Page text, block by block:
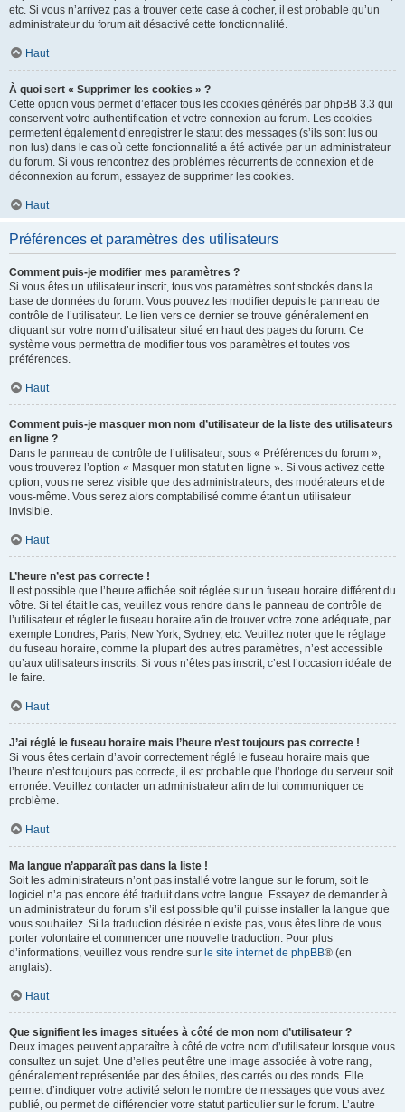
etc. Si vous n’arrivez pas à trouver cette case à cocher, il est probable qu’un
administrateur du forum ait désactivé cette fonctionnalité.
Haut
À quoi sert « Supprimer les cookies » ?
Cette option vous permet d’effacer tous les cookies générés par phpBB 3.3 qui
conservent votre authentification et votre connexion au forum. Les cookies
permettent également d’enregistrer le statut des messages (s’ils sont lus ou
non lus) dans le cas où cette fonctionnalité a été activée par un administrateur
du forum. Si vous rencontrez des problèmes récurrents de connexion et de
déconnexion au forum, essayez de supprimer les cookies.
Haut
Préférences et paramètres des utilisateurs
Comment puis-je modifier mes paramètres ?
Si vous êtes un utilisateur inscrit, tous vos paramètres sont stockés dans la
base de données du forum. Vous pouvez les modifier depuis le panneau de
contrôle de l’utilisateur. Le lien vers ce dernier se trouve généralement en
cliquant sur votre nom d’utilisateur situé en haut des pages du forum. Ce
système vous permettra de modifier tous vos paramètres et toutes vos
préférences.
Haut
Comment puis-je masquer mon nom d’utilisateur de la liste des utilisateurs
en ligne ?
Dans le panneau de contrôle de l’utilisateur, sous « Préférences du forum »,
vous trouverez l’option « Masquer mon statut en ligne ». Si vous activez cette
option, vous ne serez visible que des administrateurs, des modérateurs et de
vous-même. Vous serez alors comptabilisé comme étant un utilisateur
invisible.
Haut
L’heure n’est pas correcte !
Il est possible que l’heure affichée soit réglée sur un fuseau horaire différent du
vôtre. Si tel était le cas, veuillez vous rendre dans le panneau de contrôle de
l’utilisateur et régler le fuseau horaire afin de trouver votre zone adéquate, par
exemple Londres, Paris, New York, Sydney, etc. Veuillez noter que le réglage
du fuseau horaire, comme la plupart des autres paramètres, n’est accessible
qu’aux utilisateurs inscrits. Si vous n’êtes pas inscrit, c’est l’occasion idéale de
le faire.
Haut
J’ai réglé le fuseau horaire mais l’heure n’est toujours pas correcte !
Si vous êtes certain d’avoir correctement réglé le fuseau horaire mais que
l’heure n’est toujours pas correcte, il est probable que l’horloge du serveur soit
erronée. Veuillez contacter un administrateur afin de lui communiquer ce
problème.
Haut
Ma langue n’apparaît pas dans la liste !
Soit les administrateurs n’ont pas installé votre langue sur le forum, soit le
logiciel n’a pas encore été traduit dans votre langue. Essayez de demander à
un administrateur du forum s’il est possible qu’il puisse installer la langue que
vous souhaitez. Si la traduction désirée n’existe pas, vous êtes libre de vous
porter volontaire et commencer une nouvelle traduction. Pour plus
d’informations, veuillez vous rendre sur le site internet de phpBB® (en
anglais).
Haut
Que signifient les images situées à côté de mon nom d’utilisateur ?
Deux images peuvent apparaître à côté de votre nom d’utilisateur lorsque vous
consultez un sujet. Une d’elles peut être une image associée à votre rang,
généralement représentée par des étoiles, des carrés ou des ronds. Elle
permet d’indiquer votre activité selon le nombre de messages que vous avez
publié, ou permet de différencier votre statut particulier sur le forum. L’autre